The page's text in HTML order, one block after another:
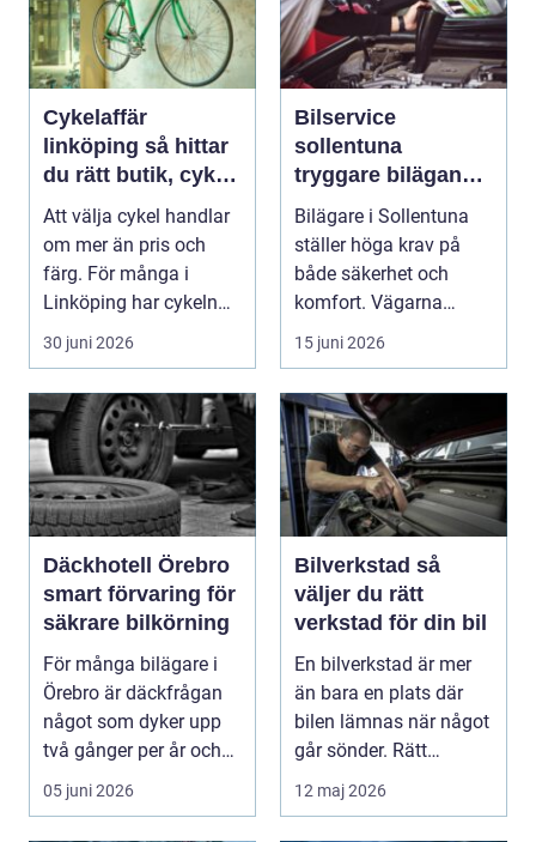
Cykelaffär
linköping så hittar
du rätt butik, cykel
och service
Att välja cykel handlar
om mer än pris och
färg. För många i
Linköping har cykeln
blivit en viktig d...
30 juni 2026
Bilservice
sollentuna
tryggare bilägande
året runt
Bilägare i Sollentuna
ställer höga krav på
både säkerhet och
komfort. Vägarna
växlar mellan
motorväg...
15 juni 2026
Däckhotell Örebro
smart förvaring för
säkrare bilkörning
För många bilägare i
Örebro är däckfrågan
något som dyker upp
två gånger per år och
mest känns som e...
05 juni 2026
Bilverkstad så
väljer du rätt
verkstad för din bil
En bilverkstad är mer
än bara en plats där
bilen lämnas när något
går sönder. Rätt
verkstad blir en ...
12 maj 2026